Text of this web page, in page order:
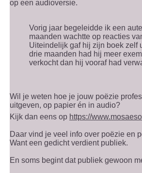
op een audioversie.
Vorig jaar begeleidde ik een
maanden wachtte op reacties
Uiteindelijk gaf hij zijn boek zelf
drie maanden had hij meer
verkocht dan hij vooraf had
Wil je weten hoe je jouw poëzie
uitgeven, op papier én in audio?
Kijk dan eens op https://
Daar vind je veel info over poëzie en
Want een gedicht verdient publiek.
En soms begint dat publiek gewoon